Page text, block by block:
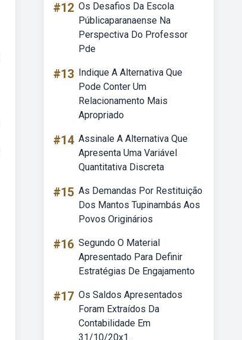
#12 Os Desafios Da Escola
Públicaparanaense Na
Perspectiva Do Professor
Pde
#13 Indique A Alternativa Que
Pode Conter Um
Relacionamento Mais
Apropriado
#14 Assinale A Alternativa Que
Apresenta Uma Variável
Quantitativa Discreta
#15 As Demandas Por Restituição
Dos Mantos Tupinambás Aos
Povos Originários
#16 Segundo O Material
Apresentado Para Definir
Estratégias De Engajamento
#17 Os Saldos Apresentados
Foram Extraídos Da
Contabilidade Em
31/10/20x1.